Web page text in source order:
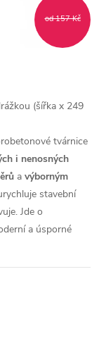
od 157 Kč
(šířka x 249
tvárnice
i nenosných
a výborným
stavební
Jde o
a úsporné